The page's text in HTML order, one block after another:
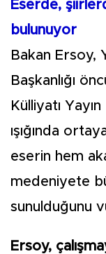
Eserde,
bulunuyor
Bakan Ersoy,
Başkanlığı
Külliyatı
ışığında
eserin hem
medeniyete
sunulduğunu
Ersoy,